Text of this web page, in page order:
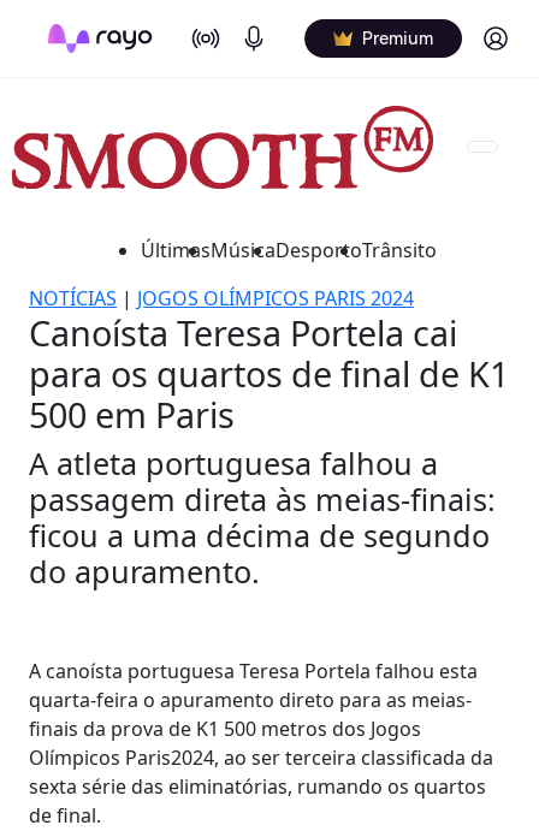
On Air Podcasts Premium Log in
ÚltimasMúsicaDesportoTrânsito
NOTÍCIAS | JOGOS OLÍMPICOS PARIS 2024
Canoísta Teresa Portela cai
para os quartos de final de K1
500 em Paris
A atleta portuguesa falhou a
passagem direta às meias-finais:
ficou a uma décima de segundo
do apuramento.
A canoísta portuguesa Teresa Portela falhou esta
quarta-feira o apuramento direto para as meias-
finais da prova de K1 500 metros dos Jogos
Olímpicos Paris2024, ao ser terceira classificada da
sexta série das eliminatórias, rumando os quartos
de final.